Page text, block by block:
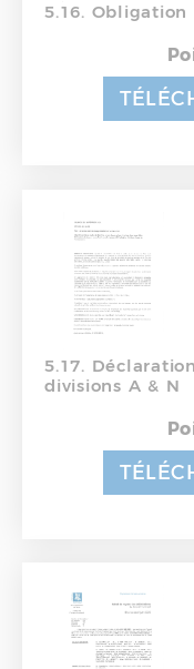
5.16.
5.17.
divisions A & N